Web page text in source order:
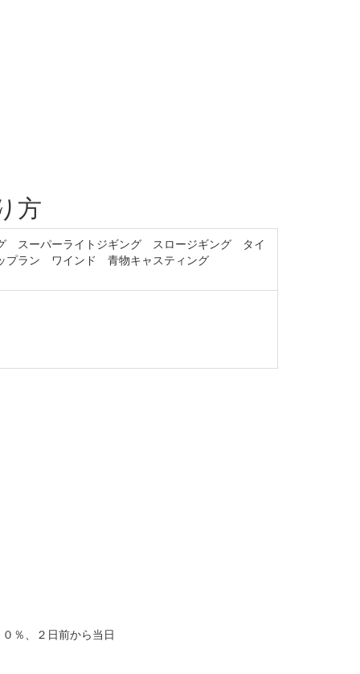
方
スーパーライトジギング スロージギング タイ
ラン ワインド 青物キャスティング
％、２日前から当日